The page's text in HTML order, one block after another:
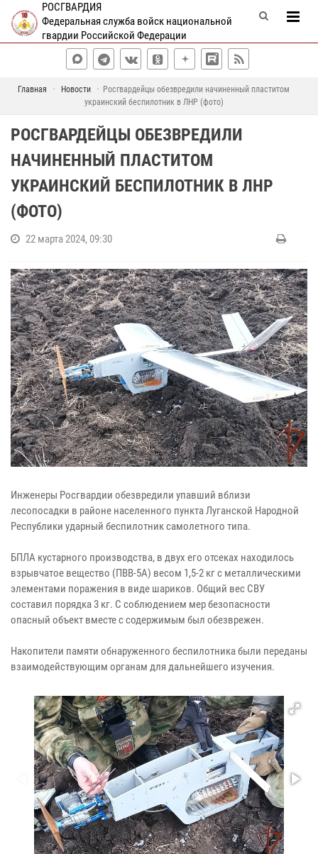
РОСГВАРДИЯ
Федеральная служба войск национальной
гвардии Российской Федерации
Главная Новости
Росгвардейцы обезвредили начиненный пластитом
украинский беспилотник в ЛНР (фото)
РОСГВАРДЕЙЦЫ ОБЕЗВРЕДИЛИ
НАЧИНЕННЫЙ ПЛАСТИТОМ
УКРАИНСКИЙ БЕСПИЛОТНИК В ЛНР
(ФОТО)
22 марта 2024, 09:30
Инженеры Росгвардии обезвредили упавший вблизи
лесопосадки в районе населенного пункта Луганской Народной
Республики ударный беспилотник самолетного типа.
БПЛА кустарного производства, в двух его отсеках находилось
взрывчатое вещество (ПВВ-5А) весом 1,5-2 кг с металлическими
элементами поражения в виде шариков. Общий вес СВУ
составил порядка 3 кг. С соблюдением мер безопасности
опасный объект вместе с содержимым был обезврежен.
Накопители памяти обнаруженного беспилотника были переданы
взаимодействующим органам для дальнейшего изучения.